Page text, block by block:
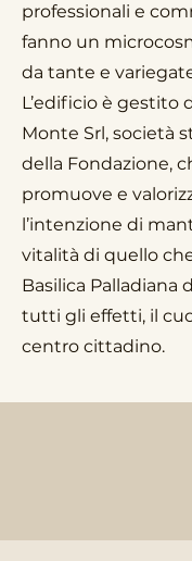
professionali e
fanno un
da tante e
L’edificio è gestito
Monte Srl, società
della Fondazione,
promuove e
l’intenzione di
vitalità di quello
Basilica Palladiana
tutti gli effetti, il
centro cittadino.